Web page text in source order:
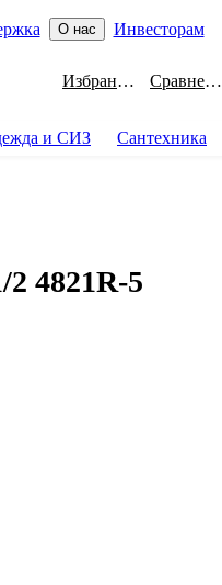
О нас Инвесторам
Избранное Сравнение
и СИЗ Сантехника
4821R-5